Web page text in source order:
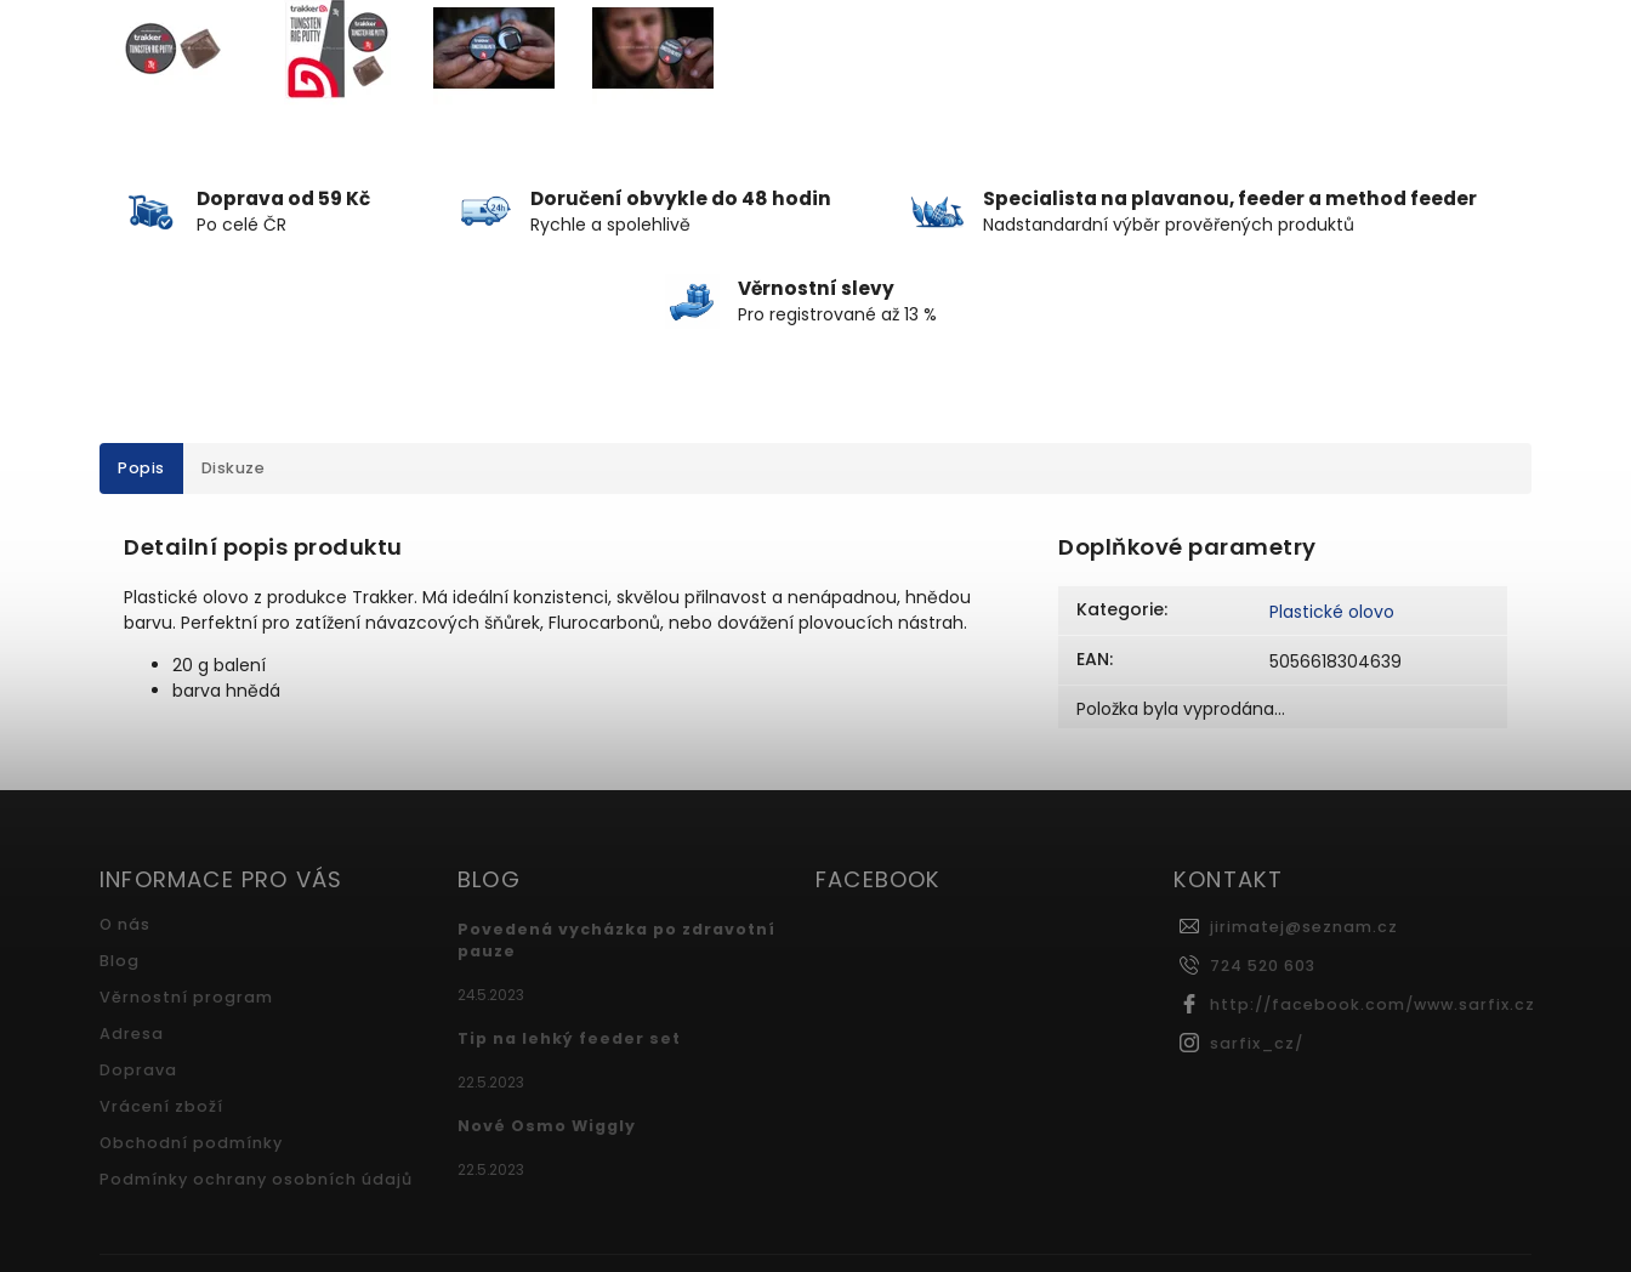
Doprava od 59 Kč
Po celé ČR
Doručení obvykle do 48 hodin
Rychle a spolehlivě
Specialista na plavanou, feeder a method feeder
Nadstandardní výběr prověřených produktů
Věrnostní slevy
Pro registrované až 13 %
Popis Diskuze
Detailní popis produktu
Plastické olovo z produkce Trakker. Má ideální konzistenci, skvělou přilnavost a nenápadnou, hnědou
barvu. Perfektní pro zatížení návazcových šňůrek, Flurocarbonů, nebo dovážení plovoucích nástrah.
20 g balení
barva hnědá
Doplňkové parametry
Kategorie:
Plastické olovo
EAN:
5056618304639
Položka byla vyprodána…
INFORMACE PRO VÁS
O nás
Blog
Věrnostní program
Adresa
Doprava
Vrácení zboží
Obchodní podmínky
Podmínky ochrany osobních údajů
BLOG
Povedená vycházka po zdravotní
pauze
24.5.2023
Tip na lehký feeder set
22.5.2023
Nové Osmo Wiggly
22.5.2023
FACEBOOK KONTAKT
jirimatej@seznam.cz
724 520 603
http://facebook.com/www.sarfix.cz
sarfix_cz/